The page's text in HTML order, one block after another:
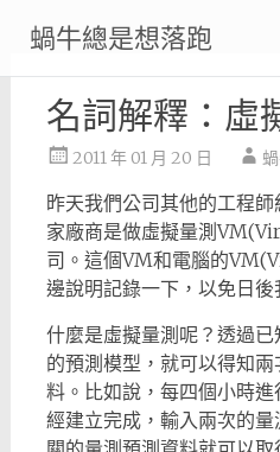
content
蝸牛總是想落跑
名詞解釋：虛
2011 年 01 月 20 日
昨天我們公司其他的工程
家廠商是做虛擬量測
司。這個VM和電腦的
邊說明記錄一下，以免日後
什麼是虛擬量測呢？透過
的預測模型，就可以得知
料。比如說，每四個小時
經建立完成，輸入兩次的